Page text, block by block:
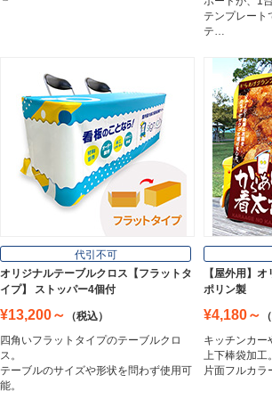
フロ
テンプレート
テ…
代引不可
オリジナルテーブルクロス【フラットタ
イプ】 ストッパー4個付
¥13,200～
（税込）
四角いフラットタイプのテーブルクロ
ス。
テーブルのサイズや形状を問わず使用可
能。
【屋外用】
ポリン製
¥4,180～
キッチンカー
上下棒袋加工
片面フルカ